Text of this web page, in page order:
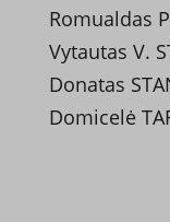
Romualdas
Vytautas V.
Donatas
Domicelė